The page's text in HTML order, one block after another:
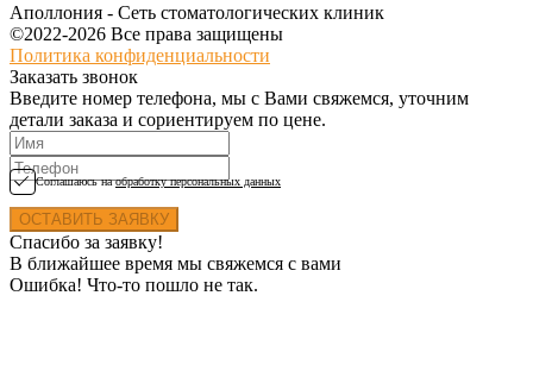
Аполлония - Сеть стоматологических клиник
©2022-2026 Все права защищены
Политика конфиденциальности
Заказать звонок
Введите номер телефона, мы с Вами свяжемся, уточним
детали заказа и сориентируем по цене.
Соглашаюсь наобработку персональных данных
Спасибо за заявку!
В ближайшее время мы свяжемся с вами
Ошибка! Что-то пошло не так.